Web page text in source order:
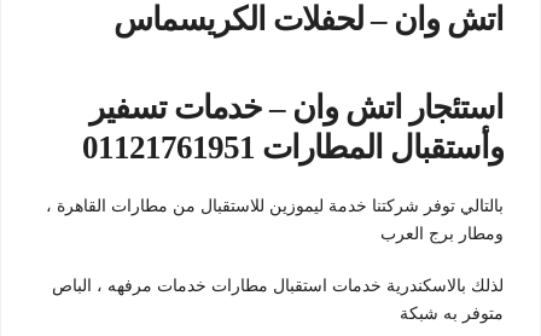
اتش وان – لحفلات الكريسماس
استئجار اتش وان – خدمات تسفير
وأستقبال المطارات 01121761951
بالتالي توفر شركتنا خدمة ليموزين للاستقبال من مطارات القاهرة ،
ومطار برج العرب
لذلك بالاسكندرية خدمات استقبال مطارات خدمات مرفهه ، الباص
متوفر به شبكة